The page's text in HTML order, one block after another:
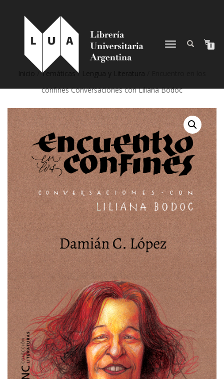
NAVEGACIÓN
0
/Temáticas /
confines Conversaciones con Liliana Bodoc